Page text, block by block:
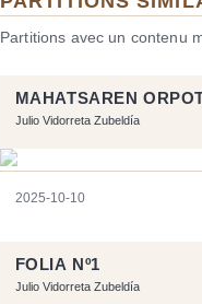
Partitions avec un contenu
MAHATSAREN
Julio Vidorreta Zubeldía
2025-10-10
FOLIA Nº1
Julio Vidorreta Zubeldía